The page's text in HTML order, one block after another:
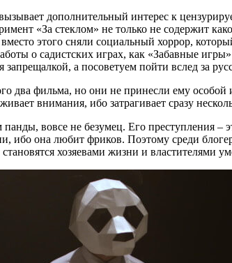
дополнительный интерес к
«За стеклом» не только не содержит
этого сняли социальный хоррор,
о садистских играх, как «Забавные
запрещалкой, а посоветуем пойти вслед за
два фильма, но они не принесли ему особой
внимания, ибо затрагивает сразу
вовсе не безумец. Его преступления –
ибо она любит фриков. Поэтому среди
хозяевами жизни и властителями